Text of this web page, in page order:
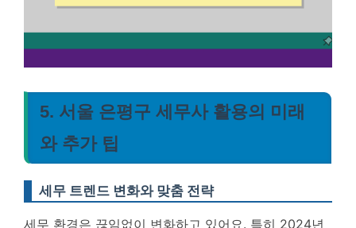
5. 서울 은평구 세무사 활용의 미래
와 추가 팁
세무 트렌드 변화와 맞춤 전략
세무 환경은 끊임없이 변화하고 있어요. 특히 2024년